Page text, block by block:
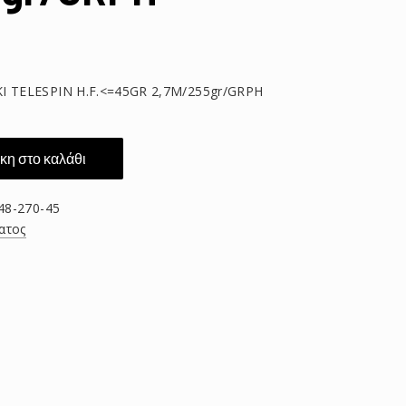
H.F.<=45GR 2,7M/255gr/GRPH
στο καλάθι
270-45